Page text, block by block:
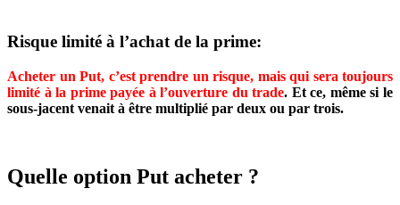
Risque limité à l’achat de la prime:
Acheter un Put, c’est prendre un risque, mais qui sera toujours
limité à la prime payée à l’ouverture du trade. Et ce, même si le
sous-jacent venait à être multiplié par deux ou par trois.
Quelle option Put acheter ?